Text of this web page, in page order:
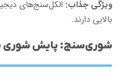
ویژگی جذاب: الکل‌سنج‌های
بالایی دارند.
شوری‌سنج: پایش شوری